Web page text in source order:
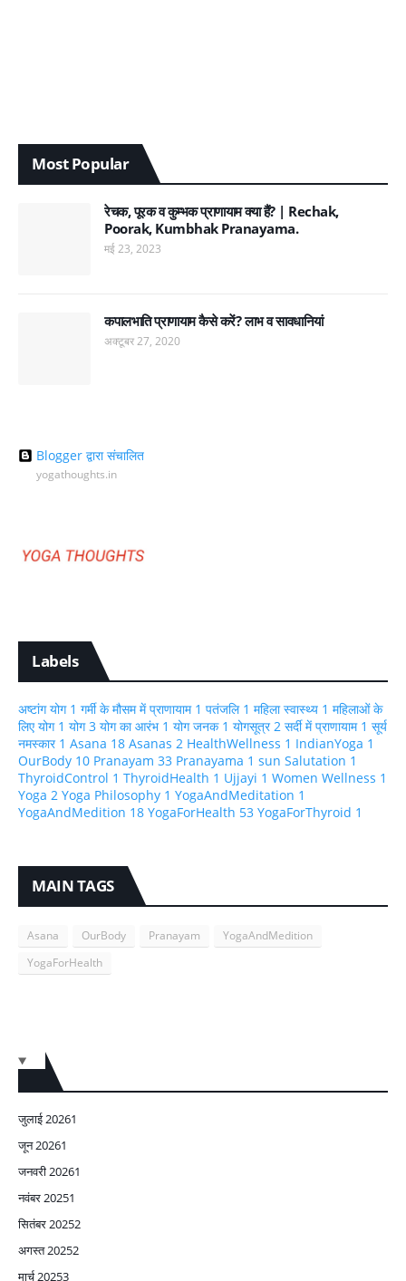
Most Popular
रेचक, पूरक व कुम्भक प्राणायाम क्या हैं? | Rechak,
Poorak, Kumbhak Pranayama.
मई 23, 2023
कपालभाति प्राणायाम कैसे करें? लाभ व सावधानियां
अक्टूबर 27, 2020
Blogger द्वारा संचालित
yogathoughts.in
Labels
अष्टांग योग 1 गर्मी के मौसम में प्राणायाम 1 पतंजलि 1 महिला स्वास्थ्य 1 महिलाओं के
लिए योग 1 योग3 योग का आरंभ 1 योग जनक 1 योगसूत्र2 सर्दी में प्राणायाम 1 सूर्य
नमस्कार 1 Asana 18 Asanas 2 HealthWellness 1 IndianYoga 1
OurBody 10 Pranayam 33 Pranayama 1 sun Salutation 1
ThyroidControl 1 ThyroidHealth 1 Ujjayi 1 Women Wellness 1
Yoga 2 Yoga Philosophy 1 YogaAndMeditation 1
YogaAndMedition 18 YogaForHealth 53 YogaForThyroid 1
MAIN TAGS
Asana OurBody Pranayam
YogaAndMedition
YogaForHealth
जुलाई 20261
जून 20261
जनवरी 20261
नवंबर 20251
सितंबर 20252
अगस्त 20252
मार्च 20253